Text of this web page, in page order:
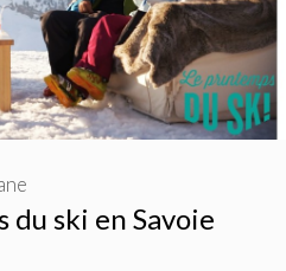
ski en Savoie